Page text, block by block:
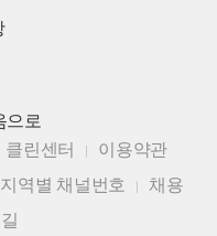
으로
클린센터
이용약관
지역별 채널번호
채용